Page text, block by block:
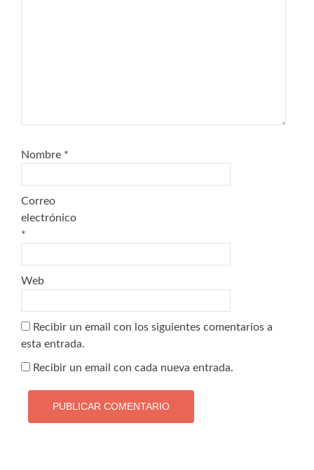
Nombre *
Correo
electrónico
*
Web
Recibir un email con los siguientes comentarios a
esta entrada.
Recibir un email con cada nueva entrada.